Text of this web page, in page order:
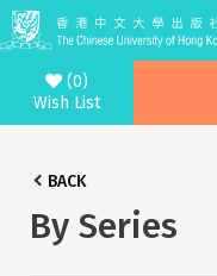
(0)
Wish List
BACK
By Series